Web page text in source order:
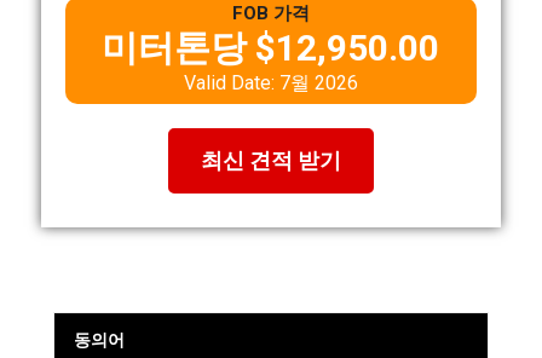
FOB 가격
미터톤당 $12,950.00
Valid Date: 7월 2026
최신 견적 받기
동의어